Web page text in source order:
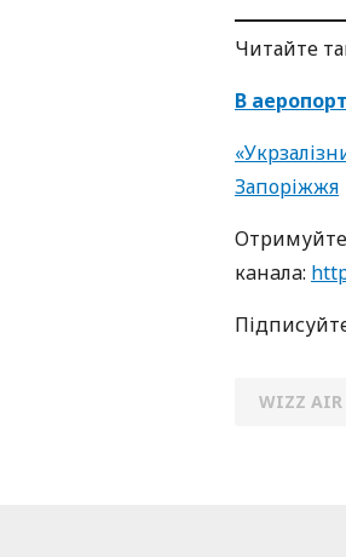
Читайте
В
Запоріжжя
кaнaлa:
WIZZ AIR